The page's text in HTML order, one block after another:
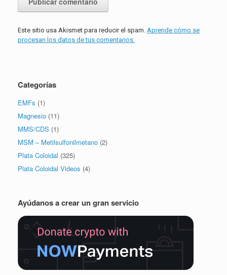
Este sitio usa Akismet para reducir el spam. Aprende cómo se
procesan los datos de tus comentarios.
Categorías
EMFs (1)
Magnesio (11)
MMS/CDS (1)
MSM – Metilsulfonilmetano (2)
Plata Coloidal (325)
Plata Coloidal Videos (4)
Ayúdanos a crear un gran servicio